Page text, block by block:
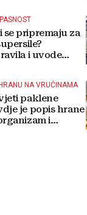
se pripremaju za
i uvode
NA VRUĆINAMA
paklene
je popis hrane
i